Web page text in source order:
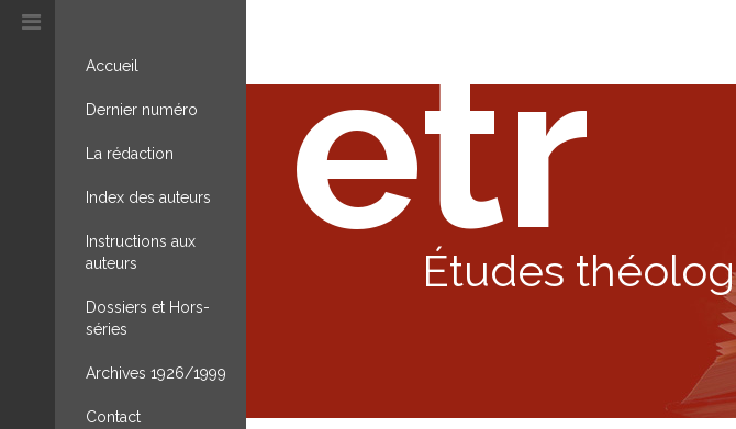
Accueil
Dernier numéro
La rédaction
Index des auteurs
Instructions aux
auteurs
Dossiers et Hors-
séries
Archives 1926/1999
Contact
etr
Études